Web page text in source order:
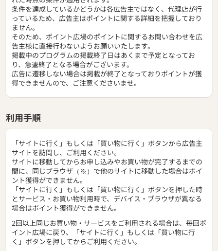
条件を達成しているかどうかは各広告主ではなく、代理店が行
っているため、広告主はポイントに関する詳細を把握しており
ません。
そのため、ポイント広場のポイントに関するお問い合わせを広
告主様に直接行わないようお願いいたします。
掲載中のプログラムの掲載終了日はあくまで予定となってお
り、急遽終了となる場合がございます。
広告に遷移しない場合は掲載が終了となっておりポイントが獲
得できませんので、ご注意くださいませ。
利用手順
「サイトに行く」もしくは「買い物に行く」ボタンから広告主
サイトを訪問し、ご利用ください。
サイトに移動してからお申し込みやお買い物が完了するまでの
間に、同じブラウザ（※）で他のサイトに移動した場合はポイ
ント獲得ができません。
「サイトに行く」もしくは「買い物に行く」ボタンを押した時
とサービス・お買い物利用時で、デバイス・ブラウザが異なる
場合はポイント獲得ができません。
2回以上同じお買い物・サービスをご利用される場合は、毎回ポ
イント広場に戻り、「サイトに行く」もしくは「買い物に行
く」ボタンを押してからご利用ください。